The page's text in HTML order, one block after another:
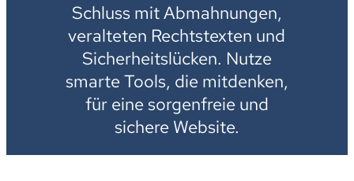
Schluss mit Abmahnungen,
veralteten Rechtstexten und
Sicherheitslücken. Nutze
smarte Tools, die mitdenken,
für eine sorgenfreie und
sichere Website.